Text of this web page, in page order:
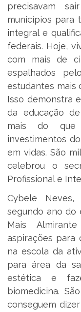
precisavam
municípios para
integral e
federais. Hoje,
com mais de
espalhados
estudantes mais
Isso demonstra
da educação
mais do que
investimentos
em vidas. São
celebrou o
Profissional e
Cybele
segundo ano do
Mais
aspirações para
na escola da
para área da
estética e
biomedicina.
conseguem